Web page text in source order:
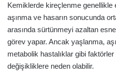
Kemiklerde kireçlenme genellikle
aşınma ve hasarın sonucunda
arasında sürtünmeyi azaltan
görev yapar. Ancak yaşlanma,
metabolik hastalıklar gibi
değişikliklere neden olabilir.